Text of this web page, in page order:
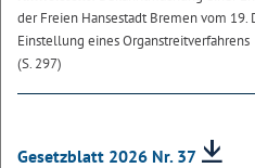
der Freien Hansestadt Bremen vom
Einstellung eines Organstreitverfahrens
(S. 297)
Gesetzblatt 2026 Nr. 37